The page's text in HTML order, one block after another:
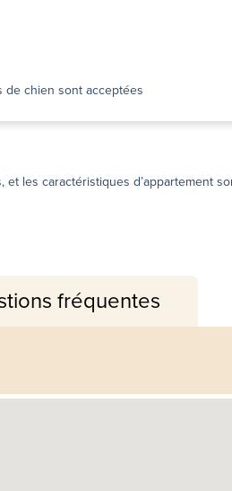
de chien sont acceptées
les caractéristiques d’appartement
fréquentes